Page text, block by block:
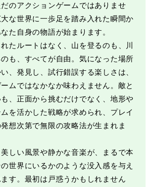
のアクションゲームではありませ
大な世界に一歩足を踏み入れた瞬間か
た自身の物語が始まります。
たルートはなく、山を登るのも、川
のも、すべてが自由。気になった場所
、発見し、試行錯誤する楽しさは、
ムではなかなか味わえません。敵と
、正面から挑むだけでなく、地形や
を活かした戦略が求められ、プレイ
想次第で無限の攻略法が生まれま
美しい風景や静かな音楽が、まるで本
世界にいるかのような没入感を与え
す。最初は戸惑うかもしれません